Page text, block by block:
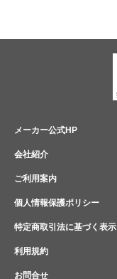
メーカー公式HP
会社紹介
ご利用案内
個人情報保護ポリシー
特定商取引法に基づく表示
利用規約
お問合せ